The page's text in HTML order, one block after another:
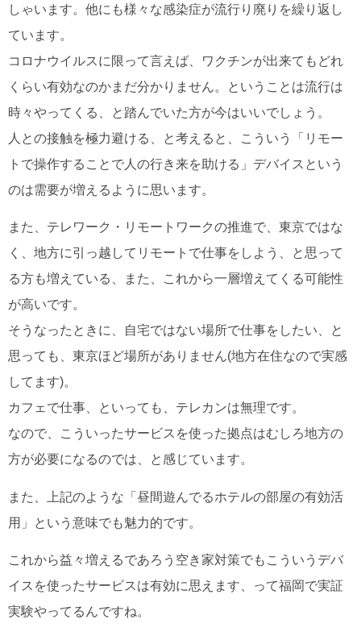
しゃいます。他にも様々な感染症が流行り廃りを繰り返し
ています。
コロナウイルスに限って言えば、ワクチンが出来てもどれ
くらい有効なのかまだ分かりません。ということは流行は
時々やってくる、と踏んでいた方が今はいいでしょう。
人との接触を極力避ける、と考えると、こういう「リモー
トで操作することで人の行き来を助ける」デバイスという
のは需要が増えるように思います。
また、テレワーク・リモートワークの推進で、東京ではな
く、地方に引っ越してリモートで仕事をしよう、と思って
る方も増えている、また、これから一層増えてくる可能性
が高いです。
そうなったときに、自宅ではない場所で仕事をしたい、と
思っても、東京ほど場所がありません(地方在住なので実感
してます)。
カフェで仕事、といっても、テレカンは無理です。
なので、こういったサービスを使った拠点はむしろ地方の
方が必要になるのでは、と感じています。
また、上記のような「昼間遊んでるホテルの部屋の有効活
用」という意味でも魅力的です。
これから益々増えるであろう空き家対策でもこういうデバ
イスを使ったサービスは有効に思えます、って福岡で実証
実験やってるんですね。